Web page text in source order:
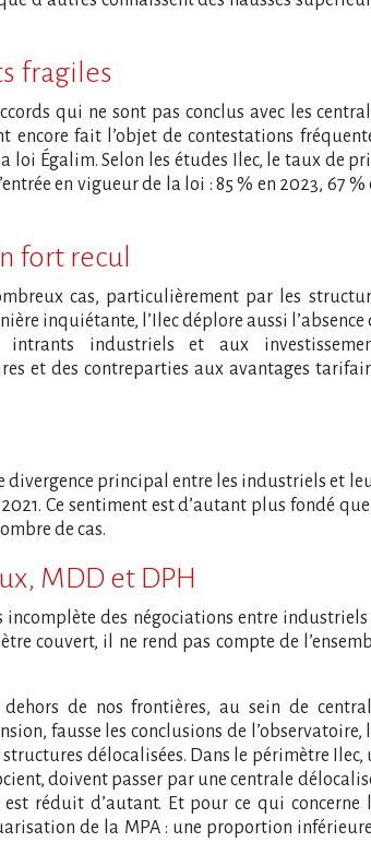
fragiles
qui ne sont pas conclus avec les
encore fait l’objet de contestations
Égalim. Selon les études Ilec, le taux de
en vigueur de la loi : 85 % en 2023, 67 %
fort recul
cas, particulièrement par les
inquiétante, l’Ilec déplore aussi l’absence
industriels et aux
et des contreparties aux avantages
divergence principal entre les industriels et
Ce sentiment est d’autant plus fondé
de cas.
MDD et DPH
incomplète des négociations entre
couvert, il ne rend pas compte de
de nos frontières, au sein de
fausse les conclusions de l’observatoire,
délocalisées. Dans le périmètre Ilec,
doivent passer par une centrale
réduit d’autant. Et pour ce qui concerne
de la MPA : une proportion